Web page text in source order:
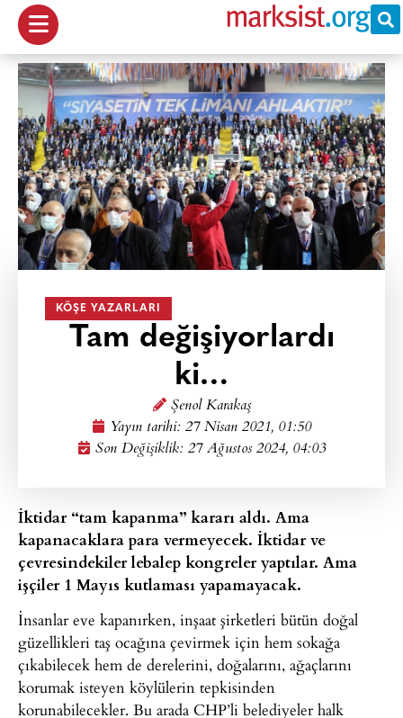
KÖŞE YAZARLARI
Tam değişiyorlardı
ki…
Şenol Karakaş
Yayın tarihi: 27 Nisan 2021, 01:50
Son Değişiklik: 27 Ağustos 2024, 04:03
İktidar “tam kapanma” kararı aldı. Ama
kapanacaklara para vermeyecek. İktidar ve
çevresindekiler lebalep kongreler yaptılar. Ama
işçiler 1 Mayıs kutlaması yapamayacak.
İnsanlar eve kapanırken, inşaat şirketleri bütün doğal
güzellikleri taş ocağına çevirmek için hem sokağa
çıkabilecek hem de derelerini, doğalarını, ağaçlarını
korumak isteyen köylülerin tepkisinden
korunabilecekler. Bu arada CHP’li belediyeler halk